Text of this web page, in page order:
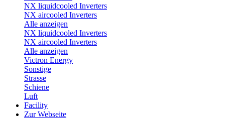
NX liquidcooled Inverters
NX aircooled Inverters
Alle anzeigen
NX liquidcooled Inverters
NX aircooled Inverters
Alle anzeigen
Victron Energy
Sonstige
Strasse
Schiene
Luft
Facility
Zur Webseite